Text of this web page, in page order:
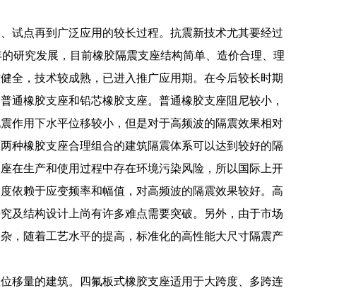
试点再到广泛应用的较长过程。抗震新技术尤其要经过
研究发展，目前橡胶隔震支座结构简单、造价合理、理
全，技术较成熟，已进入推广应用期。在今后较长时期
通橡胶支座和铅芯橡胶支座。普通橡胶支座阻尼较小，
作用下水平位移较小，但是对于高频波的隔震效果相对
种橡胶支座合理组合的建筑隔震体系可以达到较好的隔
在生产和使用过程中存在环境污染风险，所以国际上开
依赖于应变频率和幅值，对高频波的隔震效果较好。高
及结构设计上尚有许多难点需要突破。另外，由于市场
，随着工艺水平的提高，标准化的高性能大尺寸隔震产
移量的建筑。四氟板式橡胶支座适用于大跨度、多跨连